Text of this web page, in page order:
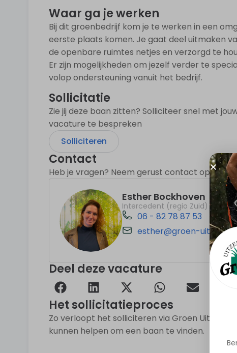
Waar ga je werken
Bij dit groenbedrijf kom je te werken in een
eerste plaats komen. Je gaat deel uitmaken
de openbare ruimtes netjes en verzorgd te
Er zijn mogelijkheden om jezelf verder te
volop ondersteuning vanuit het bedrijf.
Sollicitatie
Zie jij deze baan zitten? Solliciteer snel met
vacature te bespreken
Solliciteren
Contact
Heb je vragen? Neem gerust contact op! Wij
Esther Bockhoven
Intercedent (regio Zuid)
06 - 82 78 87 53
esther@groen-
Deel deze vacature
Het sollicitatieproces
Zo verloopt het solliciteren via Groen
kunnen helpen om een baan te vinden.